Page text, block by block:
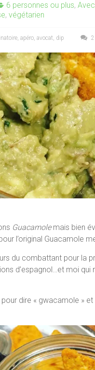
6 personnes ou plus,
, végétarien
, apéro, avocat, dip
Guacamole mais bien
l’original Guacamole
du combattant pour la
d’espagnol…et moi qui
dire « gwacamole »